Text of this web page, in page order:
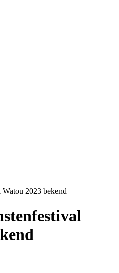
2023 bekend